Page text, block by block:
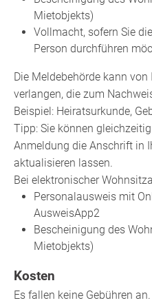
Mietobjekts)
Vollmacht, sofern Sie
Person durchführen
Die Meldebehörde kann
verlangen, die zum
Beispiel: Heiratsurkunde,
Tipp: Sie können
Anmeldung die Anschrift in
aktualisieren lassen.
Bei elektronischer
Personalausweis mit
AusweisApp2
Bescheinigung des
Mietobjekts)
Kosten
Es fallen keine Gebühren an.